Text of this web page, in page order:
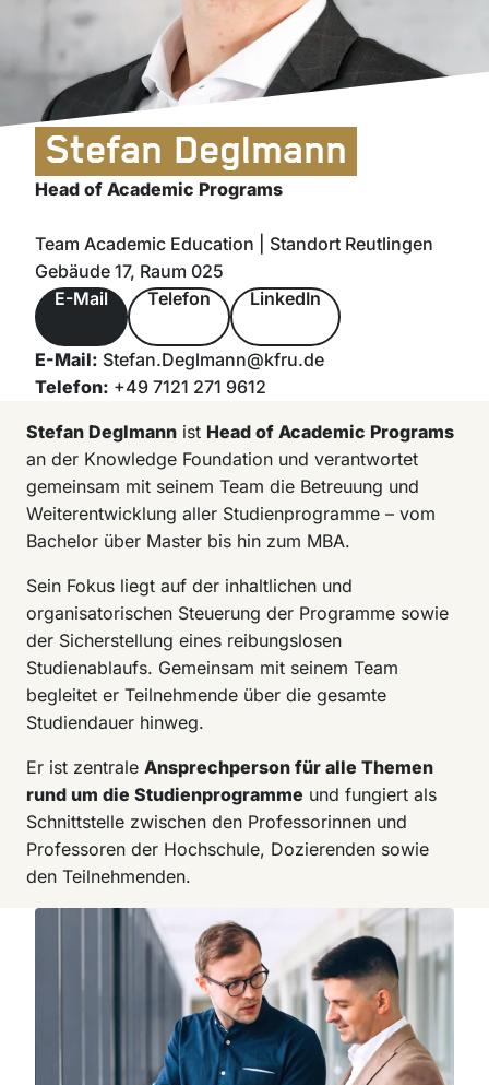
Stefan Deglmann
Head of Academic Programs
Team Academic Education | Standort Reutlingen
Gebäude 17, Raum 025
E-Mail
Telefon LinkedIn
E-Mail: Stefan.Deglmann@kfru.de
Telefon: +49 7121 271 9612
Stefan Deglmann ist Head of Academic Programs
an der Knowledge Foundation und verantwortet
gemeinsam mit seinem Team die Betreuung und
Weiterentwicklung aller Studienprogramme – vom
Bachelor über Master bis hin zum MBA.
Sein Fokus liegt auf der inhaltlichen und
organisatorischen Steuerung der Programme sowie
der Sicherstellung eines reibungslosen
Studienablaufs. Gemeinsam mit seinem Team
begleitet er Teilnehmende über die gesamte
Studiendauer hinweg.
Er ist zentrale Ansprechperson für alle Themen
rund um die Studienprogramme und fungiert als
Schnittstelle zwischen den Professorinnen und
Professoren der Hochschule, Dozierenden sowie
den Teilnehmenden.